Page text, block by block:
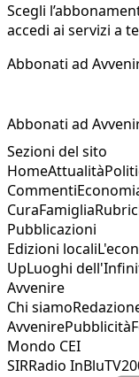
Scegli
accedi ai servizi a
Abbonati ad
Abbonati ad
Sezioni del sito
HomeAttualità
Commenti
CuraFamiglia
Pubblicazioni
Edizioni locali
UpLuoghi
Avvenire
Chi siamo
AvvenirePubblicità
Mondo CEI
SIRRadio InBlu